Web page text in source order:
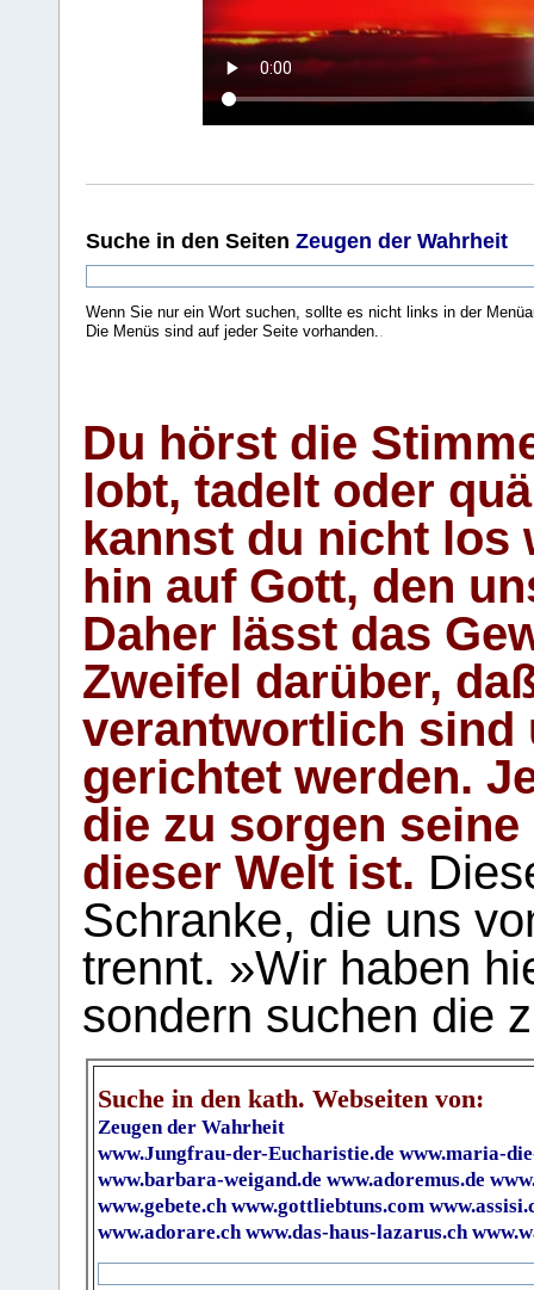
Suche in den Seiten Zeugen der Wahrheit
Wenn Sie nur ein Wort suchen, sollte es nicht links in der
Die Menüs sind auf jeder Seite vorhanden..
Du hörst die
lobt, tadelt oder
kannst du nicht los
hin auf Gott, den
Daher lässt das
Zweifel darüber,
verantwortlich sind
gerichtet werden.
die zu sorgen
dieser Welt ist.
Schranke, die uns
trennt. »Wir haben
sondern suchen die
Suche in den kath. Webseiten von:
Zeugen der Wahrheit
www.Jungfrau-der-Eucharistie.de www.maria-
www.barbara-weigand.de www.adoremus.de
www.gebete.ch www.gottliebtuns.com
www.adorare.ch www.das-haus-lazarus.ch